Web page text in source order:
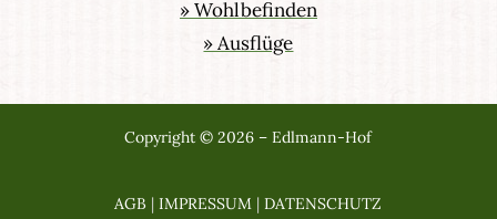
» Wohlbefinden
» Ausflüge
Copyright © 2026 – Edlmann-Hof
AGB |IMPRESSUM |DATENSCHUTZ